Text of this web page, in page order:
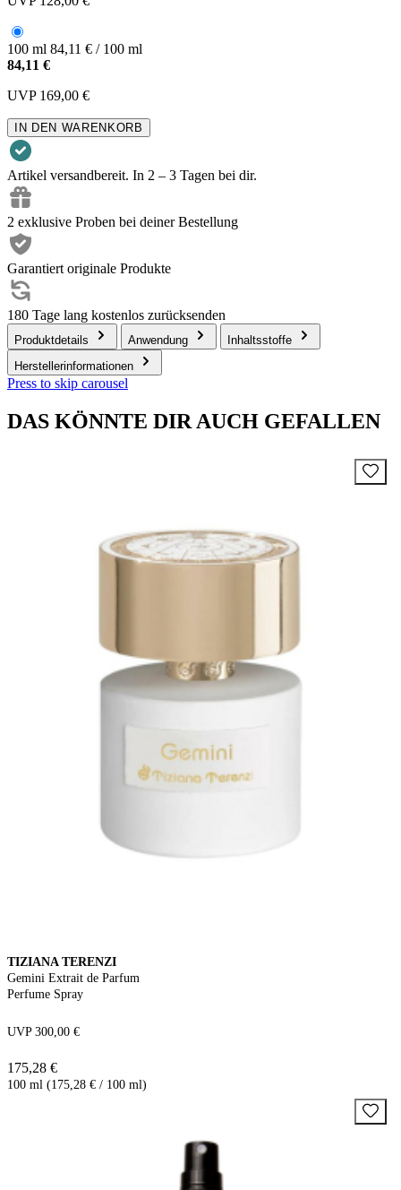
100 ml 84,11 € / 100 ml
84,11 €
UVP 169,00 €
IN DEN WARENKORB
Artikel versandbereit. In 2 – 3 Tagen bei dir.
2 exklusive Proben bei deiner Bestellung
Garantiert originale Produkte
180 Tage lang kostenlos zurücksenden
Produktdetails Anwendung
Inhaltsstoffe
Herstellerinformationen
Press to skip carousel
DAS KÖNNTE DIR AUCH GEFALLEN
TIZIANA TERENZI
Gemini Extrait de Parfum
Perfume Spray
UVP 300,00 €
175,28 €
100 ml (175,28 € / 100 ml)